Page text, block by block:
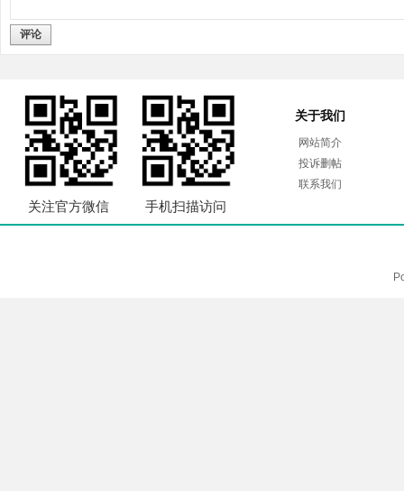
评论
关注官方微信 手机扫描访问
关于我们
网站简介
投诉删帖
联系我们